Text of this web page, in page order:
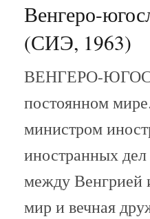
Венгеро-
(СИЭ, 1963)
ВЕНГЕРО-
постоянном
министром
иностранных
между Венгрией
мир и вечная